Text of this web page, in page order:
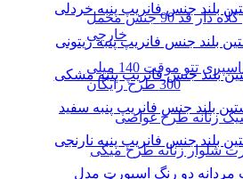
هودی کلاه دار قد 90 جنس مخمل
خارجی
اسپری تتو موقت 140 میلی ROLS با
300 طرح رایگان
زنانه طرح غواصی
شلوار زنانه طرح میکی
بلند جنس فانریپ پنبه خردلی
بلند جنس فانریپ پنبه زیتونی
بلند جنس فانریپ پنبه مشکی
بلند جنس فانریپ پنبه سفید
بلند جنس فانریپ پنبه نارنجی